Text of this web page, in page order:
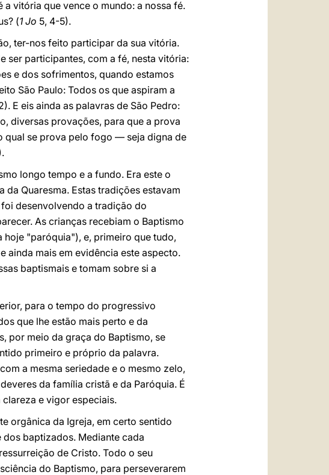
a vitória que vence o mundo: a nossa fé.
(1 Jo 5, 4-5).
ter-nos feito participar da sua vitória.
ser participantes, com a fé, nesta vitória:
e dos sofrimentos, quando estamos
São Paulo: Todos os que aspiram a
E eis ainda as palavras de São Pedro:
diversas provações, para que a prova
qual se prova pelo fogo — seja digna de
longo tempo e a fundo. Era este o
Quaresma. Estas tradições estavam
desenvolvendo a tradição do
As crianças recebiam o Baptismo
hoje "paróquia"), e, primeiro que tudo,
ainda mais em evidência este aspecto.
baptismais e tomam sobre si a
para o tempo do progressivo
que lhe estão mais perto e da
por meio da graça do Baptismo, se
primeiro e próprio da palavra.
a mesma seriedade e o mesmo zelo,
da família cristã e da Paróquia. É
e vigor especiais.
orgânica da Igreja, em certo sentido
dos baptizados. Mediante cada
de Cristo. Todo o seu
do Baptismo, para perseverarem